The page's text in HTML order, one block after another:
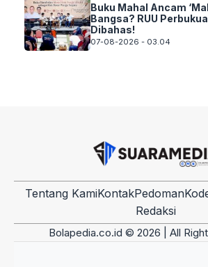
Buku Mahal Ancam
Bangsa? RUU
Dibahas!
07-08-2026 - 03.04
Tentang KamiKontakPedoman
Redaksi
Bolapedia.co.id © 2026 | All